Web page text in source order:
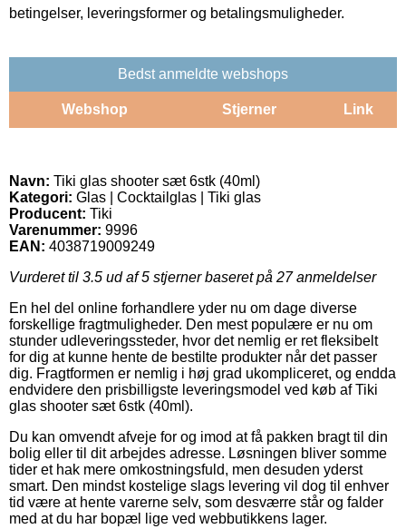
betingelser, leveringsformer og betalingsmuligheder.
Bedst anmeldte webshops
Webshop Stjerner Link
Navn: Tiki glas shooter sæt 6stk (40ml)
Kategori: Glas | Cocktailglas | Tiki glas
Producent: Tiki
Varenummer: 9996
EAN: 4038719009249
Vurderet til 3.5 ud af 5 stjerner baseret på 27anmeldelser
En hel del online forhandlere yder nu om dage diverse
forskellige fragtmuligheder. Den mest populære er nu om
stunder udleveringssteder, hvor det nemlig er ret fleksibelt
for dig at kunne hente de bestilte produkter når det passer
dig. Fragtformen er nemlig i høj grad ukompliceret, og endda
endvidere den prisbilligste leveringsmodel ved køb af Tiki
glas shooter sæt 6stk (40ml).
Du kan omvendt afveje for og imod at få pakken bragt til din
bolig eller til dit arbejdes adresse. Løsningen bliver somme
tider et hak mere omkostningsfuld, men desuden yderst
smart. Den mindst kostelige slags levering vil dog til enhver
tid være at hente varerne selv, som desværre står og falder
med at du har bopæl lige ved webbutikkens lager.